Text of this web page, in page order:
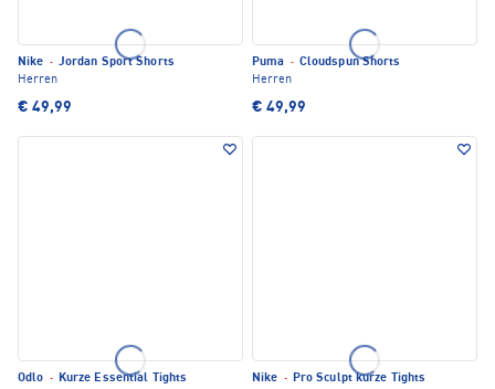
Nike · Jordan Sport Shorts
Herren
€ 49,99
Puma · Cloudspun Shorts
Herren
€ 49,99
Odlo · Kurze Essential Tights
Nike · Pro Sculpt kurze Tights